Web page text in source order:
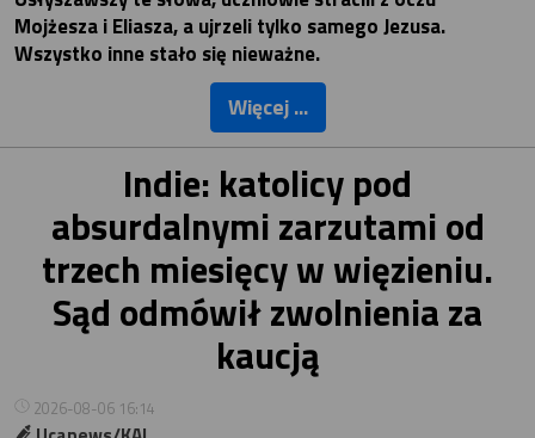
Mojżesza i Eliasza, a ujrzeli tylko samego Jezusa.
Wszystko inne stało się nieważne.
Więcej ...
Indie: katolicy pod
absurdalnymi zarzutami od
trzech miesięcy w więzieniu.
Sąd odmówił zwolnienia za
kaucją
2026-08-06 16:14